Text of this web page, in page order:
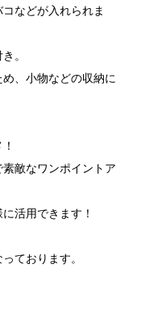
などが入れられま
。
、小物などの収納に
敵なワンポイントア
活用できます！
ております。